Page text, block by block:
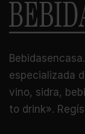
especializada
vino, sidra,
to drink».